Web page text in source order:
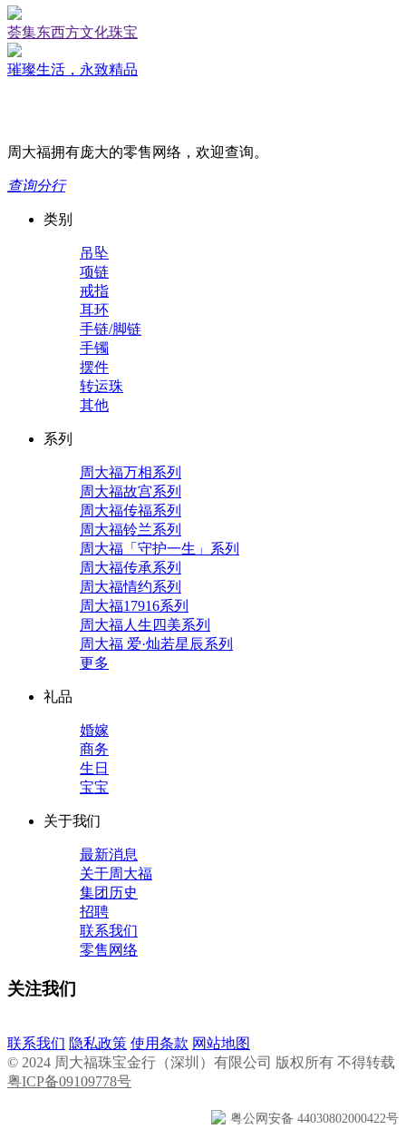
荟集东西方文化珠宝
璀璨生活，永致精品
周大福拥有庞大的零售网络，欢迎查询。
查询分行
类别
吊坠
项链
戒指
耳环
手链/脚链
手镯
摆件
转运珠
其他
系列
周大福万相系列
周大福故宫系列
周大福传福系列
周大福铃兰系列
周大福「守护一生」系列
周大福传承系列
周大福情约系列
周大福17916系列
周大福人生四美系列
周大福 爱·灿若星辰系列
更多
礼品
婚嫁
商务
生日
宝宝
关于我们
最新消息
关于周大福
集团历史
招聘
联系我们
零售网络
关注我们
联系我们 隐私政策 使用条款 网站地图
© 2024 周大福珠宝金行（深圳）有限公司 版权所有 不得转载
粤ICP备09109778号
粤公网安备 44030802000422号